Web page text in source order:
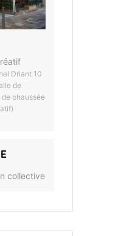
Driant 10
de
chaussée
collective